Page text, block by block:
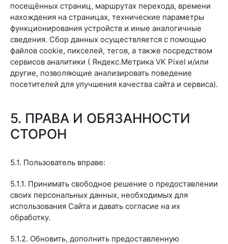
посещённых страниц, маршрутах перехода, времени
нахождения на страницах, технические параметры
функционирования устройств и иные аналогичные
сведения. Сбор данных осуществляется с помощью
файлов cookie, пикселей, тегов, а также посредством
сервисов аналитики ( Яндекс.Метрика VK Pixel и/или
другие, позволяющие анализировать поведение
посетителей для улучшения качества сайта и сервиса).
5. ПРАВА И ОБЯЗАННОСТИ
СТОРОН
5.1. Пользователь вправе:
5.1.1. Принимать свободное решение о предоставлении
своих персональных данных, необходимых для
использования Сайта и давать согласие на их
обработку.
5.1.2. Обновить, дополнить предоставленную